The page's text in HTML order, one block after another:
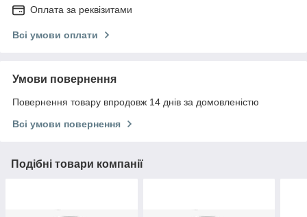
Оплата за реквізитами
Всі умови оплати
Умови повернення
Повернення товару впродовж 14 днів за домовленістю
Всі умови повернення
Подібні товари компанії